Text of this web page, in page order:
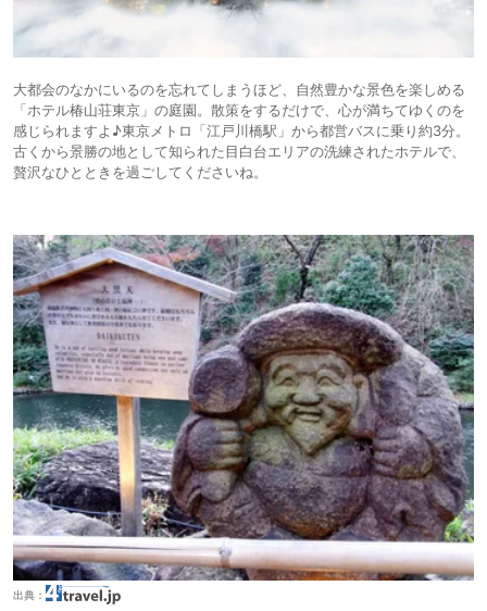
大都会のなかにいるのを忘れてしまうほど、自然豊かな景色を楽しめる
「ホテル椿山荘東京」の庭園。散策をするだけで、心が満ちてゆくのを
感じられますよ♪東京メトロ「江戸川橋駅」から都営バスに乗り約3分。
古くから景勝の地として知られた目白台エリアの洗練されたホテルで、
贅沢なひとときを過ごしてくださいね。
出典：